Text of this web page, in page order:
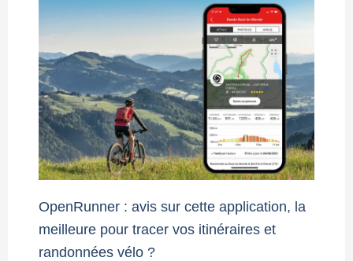
OpenRunner : avis sur cette application, la
meilleure pour tracer vos itinéraires et
randonnées vélo ?